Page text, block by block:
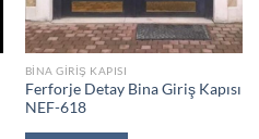
BINA GIRIŞ KAPISI
Ferforje Detay Bina Giriş Kapısı
NEF-618